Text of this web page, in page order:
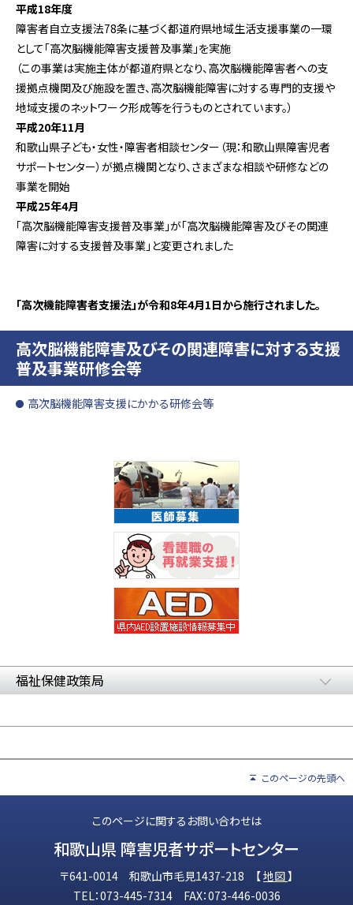
平成18年度
障害者自立支援法78条に基づく都道府県地域生活支援事業の一環
として「高次脳機能障害支援普及事業」を実施
（この事業は実施主体が都道府県となり、高次脳機能障害者への支
援拠点機関及び施設を置き、高次脳機能障害に対する専門的支援や
地域支援のネットワーク形成等を行うものとされています。）
平成20年11月
和歌山県子ども・女性・障害者相談センター（現：和歌山県障害児者
サポートセンター）が拠点機関となり、さまざまな相談や研修などの
事業を開始
平成25年4月
「高次脳機能障害支援普及事業」が「高次脳機能障害及びその関連
障害に対する支援普及事業」と変更されました
「高次機能障害者支援法」が令和8年4月1日から施行されました。
高次脳機能障害及びその関連障害に対する支援
普及事業研修会等
高次脳機能障害支援にかかる研修会等
福祉保健政策局
このページの先頭へ
このページに関するお問い合わせは
和歌山県 障害児者サポートセンター
〒641-0014 和歌山市毛見1437-218 【地図】
TEL：073-445-7314 FAX：073-446-0036